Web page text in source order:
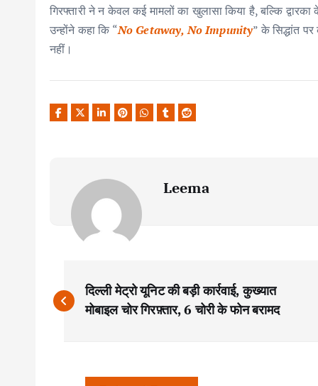
गिरफ्तारी ने न केवल कई मामलों का खुलासा किया है, बल्कि
उन्होंने कहा कि “No Getaway, No Impunity” के सिद्धांत
नहीं।
Leema
P
o
दिल्ली मेट्रो यूनिट की बड़ी कार्रवाई, कुख्यात
मोबाइल चोर गिरफ़्तार, 6 चोरी के फोन बरामद